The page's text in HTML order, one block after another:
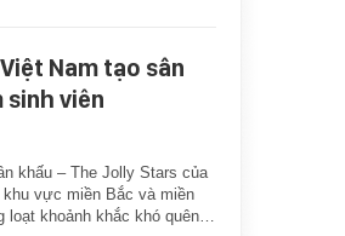
Nam tạo sân
viên
khấu – The Jolly Stars của
vực miền Bắc và miền
loạt khoảnh khắc khó quên…